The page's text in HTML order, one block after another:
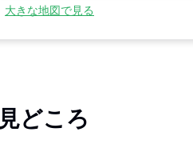
大きな地図で見る
見どころ